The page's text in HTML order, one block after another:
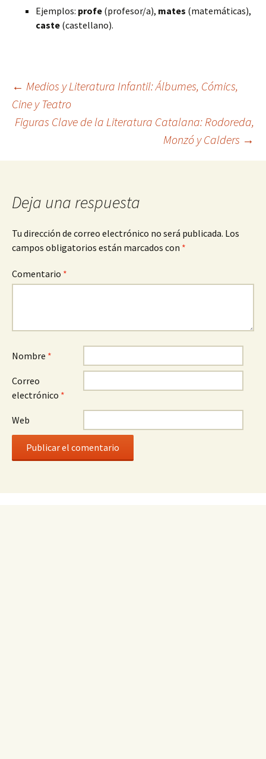
Ejemplos: profe (profesor/a), mates (matemáticas),
caste (castellano).
Navegación
de
entradas
← Medios y Literatura Infantil: Álbumes, Cómics,
Cine y Teatro
Figuras Clave de la Literatura Catalana: Rodoreda,
Monzó y Calders →
Deja una respuesta
Tu dirección de correo electrónico no será publicada. Los
campos obligatorios están marcados con *
Comentario *
Nombre *
Correo
electrónico *
Web